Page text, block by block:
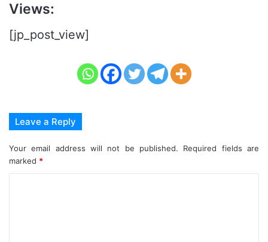
Views:
[jp_post_view]
Leave a Reply
Your email address will not be published.
Required fields are
marked *